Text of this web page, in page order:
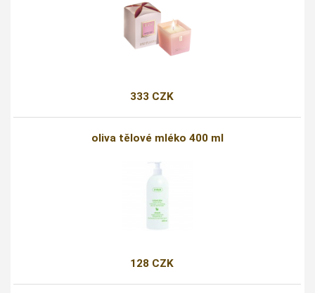
333 CZK
oliva tělové mléko 400 ml
128 CZK